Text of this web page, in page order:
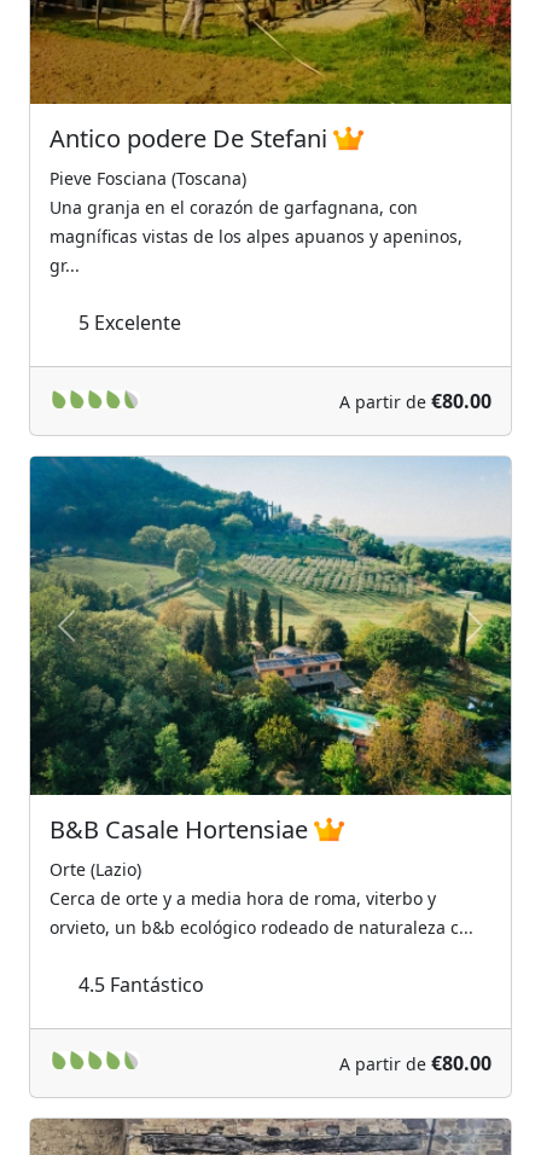
Antico podere De Stefani
Pieve Fosciana (Toscana)
Una granja en el corazón de garfagnana, con
magníficas vistas de los alpes apuanos y apeninos,
gr...
5 Excelente
A partir de €80.00
Previous Next
B&B Casale Hortensiae
Orte (Lazio)
Cerca de orte y a media hora de roma, viterbo y
orvieto, un b&b ecológico rodeado de naturaleza c...
4.5 Fantástico
A partir de €80.00